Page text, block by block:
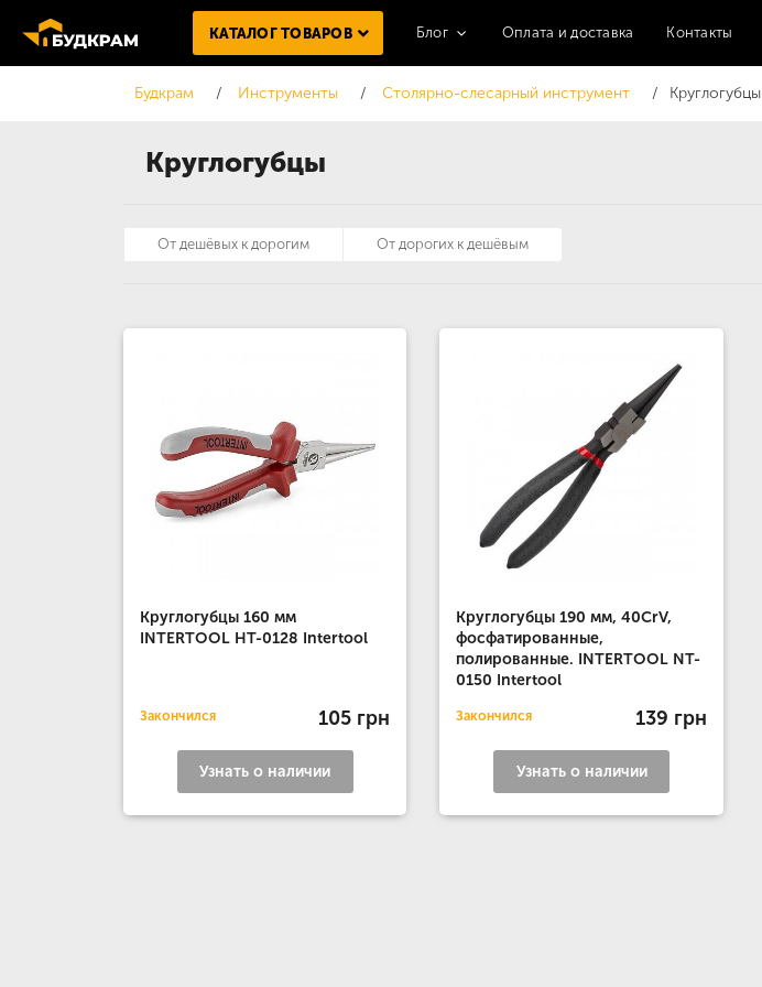
Круглогубцы
КАТАЛОГ ТОВАРОВ Блог Оплата и доставка Контакты
Будкрам Инструменты Столярно-слесарный инструмент Круглогубцы
Круглогубцы 160 мм
INTERTOOL HT-0128 Intertool
Закончился 105 грн
Узнать о наличии
Круглогубцы 190 мм, 40CrV,
фосфатированные,
полированные. INTERTOOL NT-
0150 Intertool
Закончился 139 грн
Узнать о наличии
От дешёвых к дорогим От дорогих к дешёвым